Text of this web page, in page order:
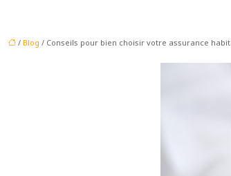
/ Blog / Conseils pour bien choisir votre assurance